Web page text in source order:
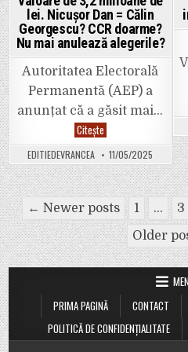
lei. Nicușor Dan = Călin
Georgescu? CCR doarme?
Nu mai anulează alegerile?
Autoritatea Electorală
Permanentă (AEP) a
anunțat că a găsit mai…
CiteșteNicușor
Dan
nu
a
declarat
la
AEP
donații
primite
în
valoare
de
3,2
milioane
de
Nicușor
Dan
=
Călin
Georgescu?
CCR
EDITIEDEVRANCEA 11/05/2025
Paginație
articole
← Newer posts 1 … 3
Older
PRIMA PAGINĂ
CONTACT
POLITICĂ DE CONFIDENȚIALITATE